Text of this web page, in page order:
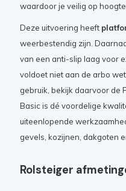
waardoor je veilig op
Deze uitvoering heeft
weerbestendig zijn.
van een anti-slip laag voor
voldoet niet aan de arbo
gebruik, bekijk daarvoor de
Basic is dé voordelige
uiteenlopende
gevels, kozijnen, dakgoten
Rolsteiger